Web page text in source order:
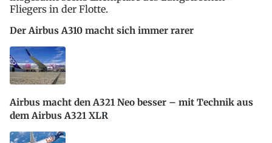
Der Airbus A310 macht sich immer rarer
Airbus macht den A321 Neo besser – mit Technik aus
dem Airbus A321 XLR